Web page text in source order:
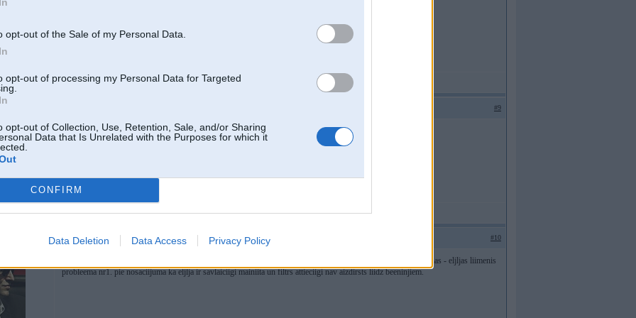
opt-out of the Sale of my Personal Data.
opt-out of processing my Personal Data for Targeted
opt-out of Collection, Use, Retention, Sale, and/or Sharing
Data that Is Unrelated with the Purposes for which it
CONFIRM
Data Deletion Data Access Privacy Policy
#9
man situācija identiska kā Juris_N aprakstījis.
Ir vēl kādam bijusi tāda pieredze, kas pie vainas, kā atrisināt?
26. Nov 2017, 10:19 #10
paarbadi liimeni. pie straadaajosha dzineeja un horizontaali paceltam auto. gruudieni uzsaakot peec bremzeeshanas - eljljas liimenis
probleema nr1. pie nosaciijuma ka eljlja ir savlaiciigi mainiita un filtrs attieciigi nav aizdirsts liidz beeninjiem.